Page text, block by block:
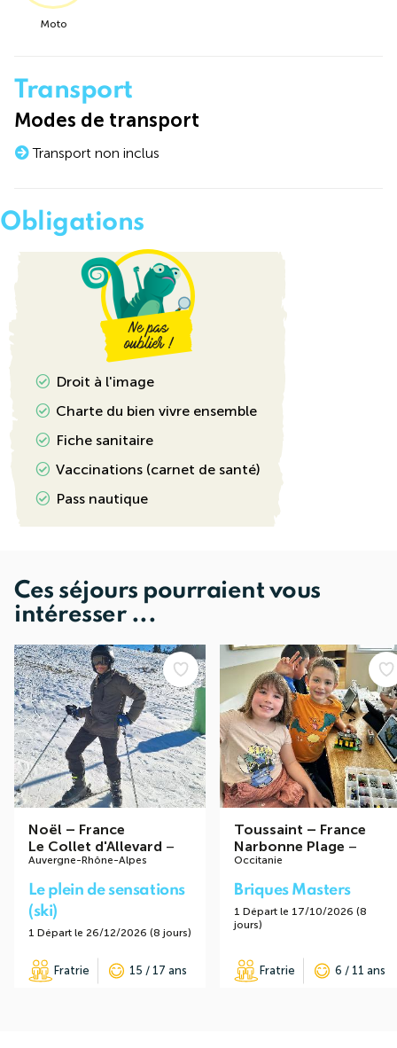
Moto
Transport
Modes de transport
Transport non inclus
Obligations
Droit à l'image
Charte du bien vivre ensemble
Fiche sanitaire
Vaccinations (carnet de santé)
Pass nautique
Ces séjours pourraient vous
intéresser ...
Noël – France
Le Collet d'Allevard –
Auvergne-Rhône-Alpes
Le plein de sensations
(ski)
1 Départ le 26/12/2026 (8 jours)
Fratrie 15 / 17 ans
Toussaint – France
Narbonne Plage –
Occitanie
Briques Masters
1 Départ le 17/10/2026 (8
jours)
Fratrie 6 / 11 ans